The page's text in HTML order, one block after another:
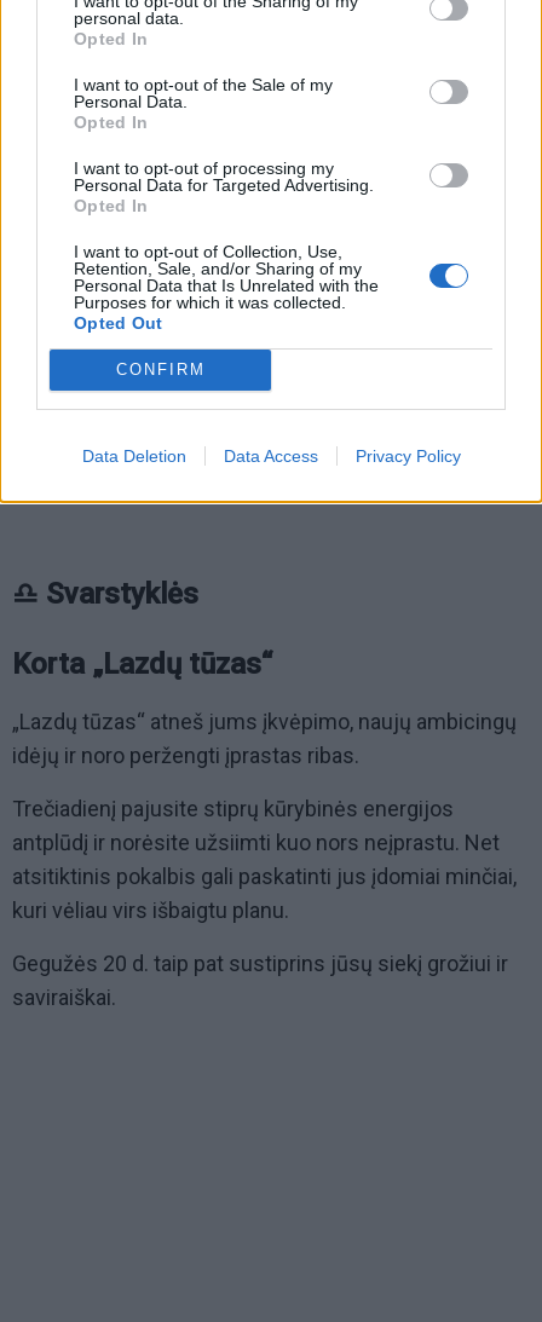
personal data.
Opted In
I want to opt-out of the Sale of my
Personal Data.
Opted In
I want to opt-out of processing my
Personal Data for Targeted Advertising.
Opted In
I want to opt-out of Collection, Use,
Retention, Sale, and/or Sharing of my
Personal Data that Is Unrelated with the
Purposes for which it was collected.
Opted Out
CONFIRM
Data Deletion Data Access Privacy Policy
susitarimams ir svarbiems sprendimams,
Atsiras naujų užduočių, kurios iš pradžių atrodys
pozicijas ir gauti pelnytą pripažinimą.
♎ Svarstyklės
Korta „Lazdų tūzas“
„Lazdų tūzas“ atneš jums įkvėpimo, naujų ambicingų
idėjų ir noro peržengti įprastas ribas.
Trečiadienį pajusite stiprų kūrybinės energijos
antplūdį ir norėsite užsiimti kuo nors neįprastu. Net
atsitiktinis pokalbis gali paskatinti jus įdomiai minčiai,
kuri vėliau virs išbaigtu planu.
Gegužės 20 d. taip pat sustiprins jūsų siekį grožiui ir
saviraiškai.